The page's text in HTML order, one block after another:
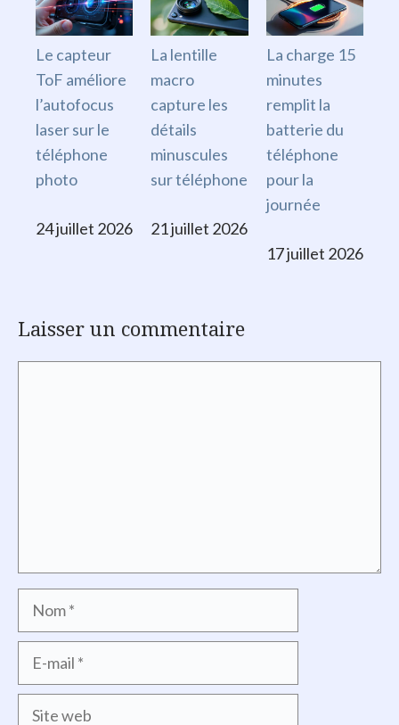
Le capteur
ToF améliore
l’autofocus
laser sur le
téléphone
photo
24 juillet 2026
La lentille
macro
capture les
détails
minuscules
sur téléphone
21 juillet 2026
La charge 15
minutes
remplit la
batterie du
téléphone
pour la
journée
17 juillet 2026
Laisser un commentaire
Nom
Site